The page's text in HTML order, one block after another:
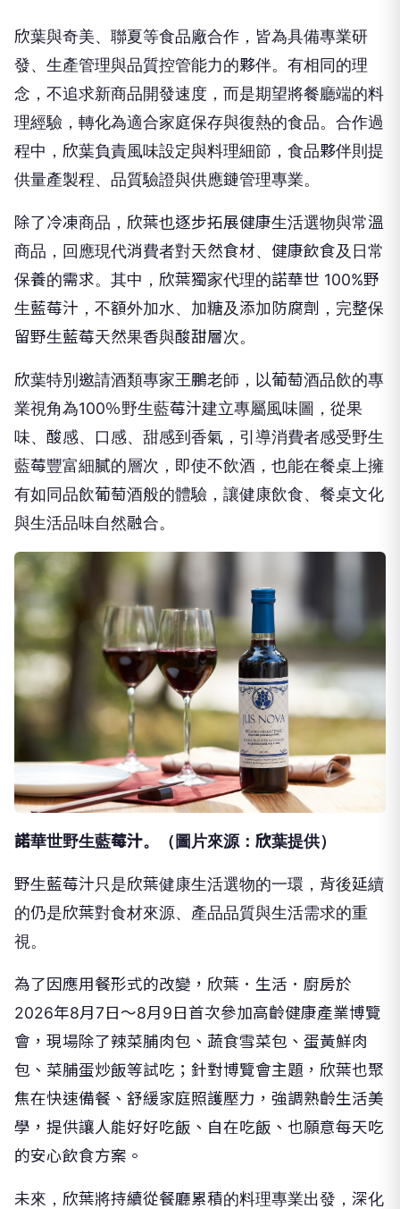
欣葉與奇美、聯夏等食品廠合作，皆為具備專業研
發、生產管理與品質控管能力的夥伴。有相同的理
念，不追求新商品開發速度，而是期望將餐廳端的料
理經驗，轉化為適合家庭保存與復熱的食品。合作過
程中，欣葉負責風味設定與料理細節，食品夥伴則提
供量產製程、品質驗證與供應鏈管理專業。
除了冷凍商品，欣葉也逐步拓展健康生活選物與常溫
商品，回應現代消費者對天然食材、健康飲食及日常
保養的需求。其中，欣葉獨家代理的諾華世 100%野
生藍莓汁，不額外加水、加糖及添加防腐劑，完整保
留野生藍莓天然果香與酸甜層次。
欣葉特別邀請酒類專家王鵬老師，以葡萄酒品飲的專
業視角為100％野生藍莓汁建立專屬風味圖，從果
味、酸感、口感、甜感到香氣，引導消費者感受野生
藍莓豐富細膩的層次，即使不飲酒，也能在餐桌上擁
有如同品飲葡萄酒般的體驗，讓健康飲食、餐桌文化
與生活品味自然融合。
諾華世野生藍莓汁。（圖片來源：欣葉提供）
野生藍莓汁只是欣葉健康生活選物的一環，背後延續
的仍是欣葉對食材來源、產品品質與生活需求的重
視。
為了因應用餐形式的改變，欣葉．生活．廚房於
2026年8月7日～8月9日首次參加高齡健康產業博覽
會，現場除了辣菜脯肉包、蔬食雪菜包、蛋黃鮮肉
包、菜脯蛋炒飯等試吃；針對博覽會主題，欣葉也聚
焦在快速備餐、舒緩家庭照護壓力，強調熟齡生活美
學，提供讓人能好好吃飯、自在吃飯、也願意每天吃
的安心飲食方案。
未來，欣葉將持續從餐廳累積的料理專業出發，深化